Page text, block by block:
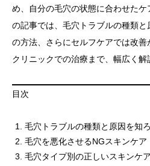
め、自分の毛穴の状態に合わせたケ
の記事では、毛穴トラブルの種類
の方法、さらにセルフケアでは改
クリニックでの治療まで、幅広く解
目次
毛穴トラブルの種類と原因を知
毛穴を悪化させるNGスキンケア
毛穴タイプ別の正しいスキンケ